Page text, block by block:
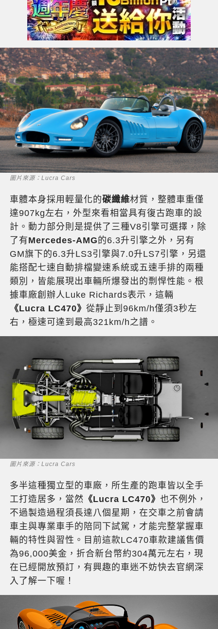
圖片來源：Lucra Cars
車體本身採用輕量化的碳纖維材質，整體車重僅
達907kg左右，外型來看相當具有復古跑車的設
計。動力部分則是提供了三種V8引擎可選擇，除
了有Mercedes-AMG的6.3升引擎之外，另有
GM旗下的6.3升LS3引擎與7.0升LS7引擎，另還
能搭配七速自動排檔變速系統或五速手排的兩種
類別，皆能展現出車輛所爆發出的剽悍性能。根
據車廠創辦人Luke Richards表示，這輛
《Lucra LC470》 從靜止到96km/h僅須3秒左
右，極速可達到最高321km/h之譜。
圖片來源：Lucra Cars
多半這種獨立型的車廠，所生產的跑車皆以全手
工打造居多，當然 《Lucra LC470》 也不例外，
不過製造過程須長達八個星期，在交車之前會請
車主與專業車手的陪同下試駕，才能完整掌握車
輛的特性與習性。目前這款LC470車款建議售價
為96,000美金，折合新台幣約304萬元左右，現
在已經開放預訂，有興趣的車迷不妨快去官網深
入了解一下喔！